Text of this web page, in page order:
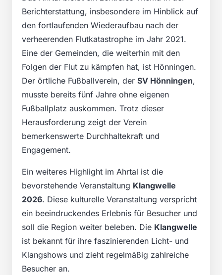
Berichterstattung, insbesondere im Hinblick auf
den fortlaufenden Wiederaufbau nach der
verheerenden Flutkatastrophe im Jahr 2021.
Eine der Gemeinden, die weiterhin mit den
Folgen der Flut zu kämpfen hat, ist Hönningen.
Der örtliche Fußballverein, der SV Hönningen,
musste bereits fünf Jahre ohne eigenen
Fußballplatz auskommen. Trotz dieser
Herausforderung zeigt der Verein
bemerkenswerte Durchhaltekraft und
Engagement.
Ein weiteres Highlight im Ahrtal ist die
bevorstehende Veranstaltung Klangwelle
2026. Diese kulturelle Veranstaltung verspricht
ein beeindruckendes Erlebnis für Besucher und
soll die Region weiter beleben. Die Klangwelle
ist bekannt für ihre faszinierenden Licht- und
Klangshows und zieht regelmäßig zahlreiche
Besucher an.